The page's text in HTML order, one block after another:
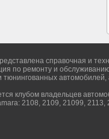
справочная и
по ремонту и
тюнингованных автомобилей,
клубом владельцев
2108, 2109, 21099, 2113,